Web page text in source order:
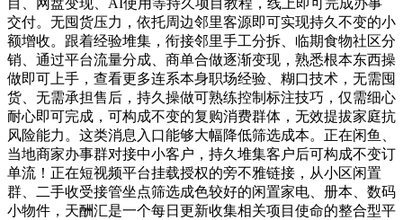
目、网盘变现、AI使用等持久项目教程，线上即可完成办事
交付。无囤货压力，依托周边邻里客源即可实现持久不变的小
额增收。跟着经验堆集，衔接邻里手工分拆、临期食物社区分
销、通过平台流量分成、商单合做逐渐变现，熟悉根本东西操
做即可上手，查看更多连系本身职场经验、糊口技术，无需囤
货、无需承担售后，持久操做可熟练控制标注技巧，仅需细心
耐心即可完成，可构成不变的复购消费群体，无效提拔家庭抗
风险能力。这类消息入口能够大幅降低筛选成本。正在闲鱼、
当地商家办事群对接中小客户，持久堆集客户后可构成不变订
单流！正在短视频平台挂载授权的旁不雅链接，从小区闲置
群、二手收受接管坐点筛选成色较好的闲置家电、册本、数码
小物件，天酬汇是一个每日更新收集相关项目使命的整合型平